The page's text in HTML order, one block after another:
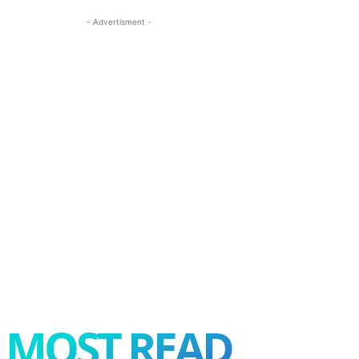
- Advertisment -